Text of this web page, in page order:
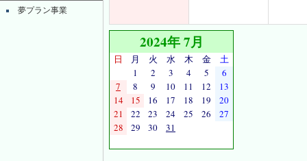
夢プラン事業
2024年 7月
日 月 火 水 木 金
土
1
2 3 4 5
6
7
8 9 10 11 12
13
14
15 16 17 18 19
20
21
22 23 24 25 26
27
28
29 30 31